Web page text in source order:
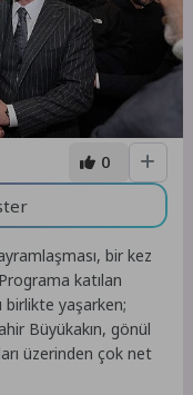
0
bir kez
katılan
yaşarken;
Büyükakın, gönül
üzerinden çok net